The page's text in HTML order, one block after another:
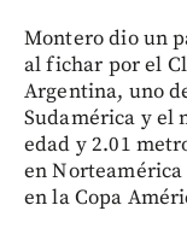
Montero dio un
al fichar por el
Argentina, uno
Sudamérica y el
edad y 2.01
en Norteamérica
en la Copa